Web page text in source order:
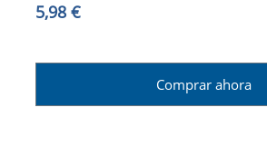
5,98 €
Comprar ahora